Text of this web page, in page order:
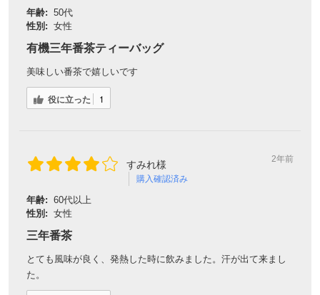
年齢: 50代
性別: 女性
有機三年番茶ティーバッグ
美味しい番茶で嬉しいです
役に立った 1
すみれ様
購入確認済み
2年前
年齢: 60代以上
性別: 女性
三年番茶
とても風味が良く、発熱した時に飲みました。汗が出て来まし
た。